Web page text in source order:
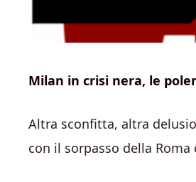
Milan in crisi nera, le
Altra sconfitta, altra
con il sorpasso della